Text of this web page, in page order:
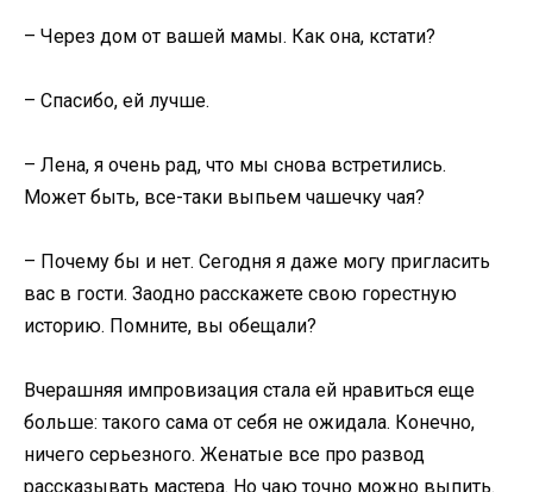
– Через дом от вашей мамы. Как она, кстати?
– Спасибо, ей лучше.
– Лена, я очень рад, что мы снова встретились.
Может быть, все-таки выпьем чашечку чая?
– Почему бы и нет. Сегодня я даже могу пригласить
вас в гости. Заодно расскажете свою горестную
историю. Помните, вы обещали?
Вчерашняя импровизация стала ей нравиться еще
больше: такого сама от себя не ожидала. Конечно,
ничего серьезного. Женатые все про развод
рассказывать мастера. Но чаю точно можно выпить.